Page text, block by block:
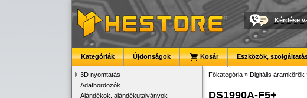
Kérdése
Kategóriák Újdonságok Kosár Eszközök,
3D nyomtatás
Adathordozók
Ajándékok, ajándékutalványok
Főkategória » Digitális áramkörök
DS1990A-F5+